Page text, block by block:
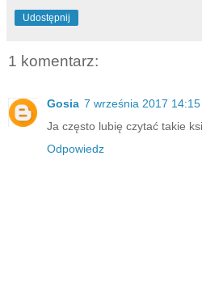
Udostępnij
1 komentarz:
Gosia 7 września 2017 14:15
Ja często lubię czytać takie
Odpowiedz